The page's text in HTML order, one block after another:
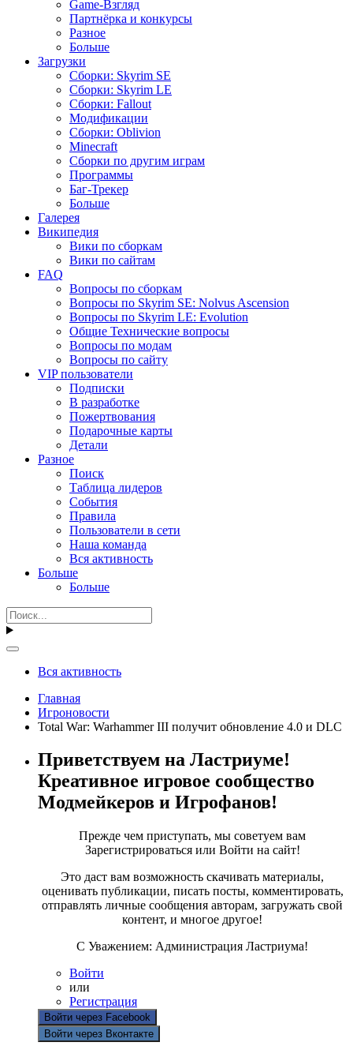
Game-Взгляд
Партнёрка и конкурсы
Разное
Больше
Загрузки
Сборки: Skyrim SE
Сборки: Skyrim LE
Сборки: Fallout
Модификации
Сборки: Oblivion
Minecraft
Сборки по другим играм
Программы
Баг-Трекер
Больше
Галерея
Википедия
Вики по сборкам
Вики по сайтам
FAQ
Вопросы по сборкам
Вопросы по Skyrim SE: Nolvus Ascension
Вопросы по Skyrim LE: Evolution
Общие Технические вопросы
Вопросы по модам
Вопросы по сайту
VIP пользователи
Подписки
В разработке
Пожертвования
Подарочные карты
Детали
Разное
Поиск
Таблица лидеров
События
Правила
Пользователи в сети
Наша команда
Вся активность
Больше
Больше
Вся активность
Главная
Игроновости
Total War: Warhammer III получит обновление 4.0 и DLC
Приветствуем на Ластриуме!
Креативное игровое сообщество
Модмейкеров и Игрофанов!
Прежде чем приступать, мы советуем вам
Зарегистрироваться или Войти на сайт!
Это даст вам возможность скачивать материалы,
оценивать публикации, писать посты, комментировать,
отправлять личные сообщения авторам, загружать свой
контент, и многое другое!
С Уважением: Администрация Ластриума!
Войти
или
Регистрация
Войти через Facebook
Войти через Вконтакте